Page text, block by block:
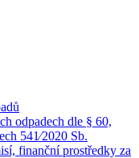
odpadech dle § 60,
541⁄2020 Sb.
finanční prostředky za